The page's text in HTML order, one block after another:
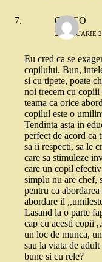
ONICO
22 IANUARIE
Eu cred ca se
copilului. Bun,
si cu tipete, poate
noi trecem cu copiii
teama ca orice
copilul este o
Tendinta asta in
perfect de acord ca
sa ii respecti, sa le
care sa stimuleze
care un copil
simplu nu are chef,
pentru ca
abordare il
Lasand la o parte
cap cu acesti copii
un loc de munca,
sau la viata de
bune si cu rele?